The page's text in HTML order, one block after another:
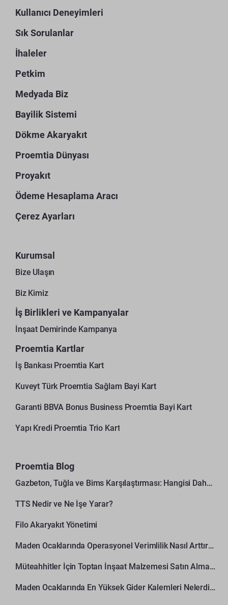
Kullanıcı Deneyimleri
Sık Sorulanlar
İhaleler
Petkim
Medyada Biz
Bayilik Sistemi
Dökme Akaryakıt
Proemtia Dünyası
Proyakıt
Ödeme Hesaplama Aracı
Çerez Ayarları
Kurumsal
Bize Ulaşın
Biz Kimiz
İş Birlikleri ve Kampanyalar
İnşaat Demirinde Kampanya
Proemtia Kartlar
İş Bankası Proemtia Kart
Kuveyt Türk Proemtia Sağlam Bayi Kart
Garanti BBVA Bonus Business Proemtia Bayi Kart
Yapı Kredi Proemtia Trio Kart
Proemtia Blog
Gazbeton, Tuğla ve Bims Karşılaştırması: Hangisi Daha Avantajlı?
TTS Nedir ve Ne İşe Yarar?
Filo Akaryakıt Yönetimi
Maden Ocaklarında Operasyonel Verimlilik Nasıl Arttırılır?
Müteahhitler İçin Toptan İnşaat Malzemesi Satın Alma Rehberi
Maden Ocaklarında En Yüksek Gider Kalemleri Nelerdir?